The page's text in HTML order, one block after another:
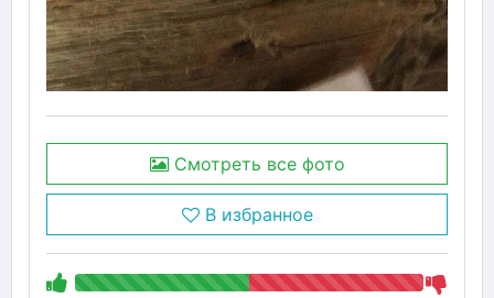
Смотреть все фото
В избранное